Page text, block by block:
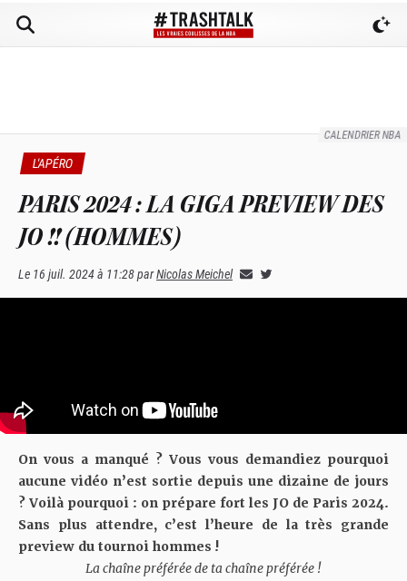
CALENDRIER NBA
L'APÉRO
PARIS 2024 : LA GIGA PREVIEW DES
JO !! (HOMMES)
Le 16 juil. 2024 à 11:28parNicolas Meichel
On vous a manqué ? Vous vous demandiez pourquoi
aucune vidéo n’est sortie depuis une dizaine de jours
? Voilà pourquoi : on prépare fort les JO de Paris 2024.
Sans plus attendre, c’est l’heure de la très grande
preview du tournoi hommes !
La chaîne préférée de ta chaîne préférée !